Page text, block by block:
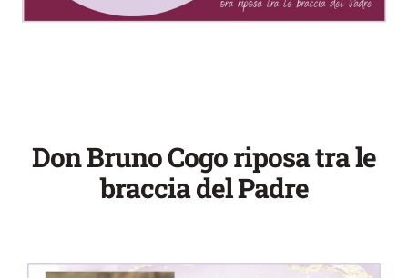
Don Bruno Cogo riposa tra le
braccia del Padre